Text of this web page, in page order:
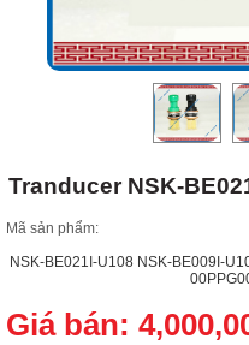
Tranducer NSK-
Mã sản phẩm:
NSK-BE021I-U108 NSK-BE009I-
Giá bán: